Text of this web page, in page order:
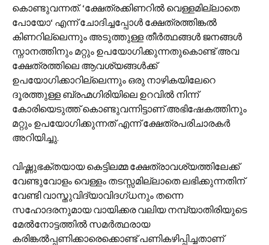
കൊണ്ടുവന്നത്. ‘ക്ഷേത്രക്കിണറില്‍ വെള്ളമില്ലാതെ
പോയോ‘ എന്ന് ചോദിച്ചപ്പോള്‍ ക്ഷേത്രത്തിങ്കല്‍
കിണറില്ലെന്നും അടുത്തുള്ള തീര്‍ത്ഥങ്ങള്‍ ജനങ്ങള്‍
സ്നാനത്തിനും മറ്റും ഉപയോഗിക്കുന്നതുകൊണ്ട് അവ
ക്ഷേത്രത്തിലെ ആവശ്യങ്ങള്‍ക്ക്
ഉപയോഗിക്കാറില്ലെന്നും ഒരു നാഴികയിലേറെ
ദൂരത്തുള്ള ബ്രഹ്മഗിരിയിലെ ഉറവില്‍ നിന്ന്
കോരിയെടുത്ത് കൊണ്ടുവന്നിട്ടാണ് അഭിഷേകത്തിനും
മറ്റും ഉപയോഗിക്കുന്നത് എന്ന് ക്ഷേത്രപരിചാരകര്‍
അറിയിച്ചു.
വിഷ്ണുഭക്തയായ കെട്ടിലമ്മ ക്ഷേത്രാവശ്യത്തിലേക്ക്
വേണ്ടുവോളം വെള്ളം തടസ്സമില്ലാതെ ലഭിക്കുന്നതിന്
വേണ്ടി വാസ്തുവിദ്യാവിദഗ്ധനും തന്നെ
സഹോദരനുമായ വായിക്കര വലിയ നമ്പ്യാതിരിയുടെ
മേല്‍‌നോട്ടത്തില്‍ സമര്‍ത്ഥരായ
കരിങ്കല്‍പ്പണിക്കാരെക്കൊണ്ട് പണികഴിപ്പിച്ചതാണ്